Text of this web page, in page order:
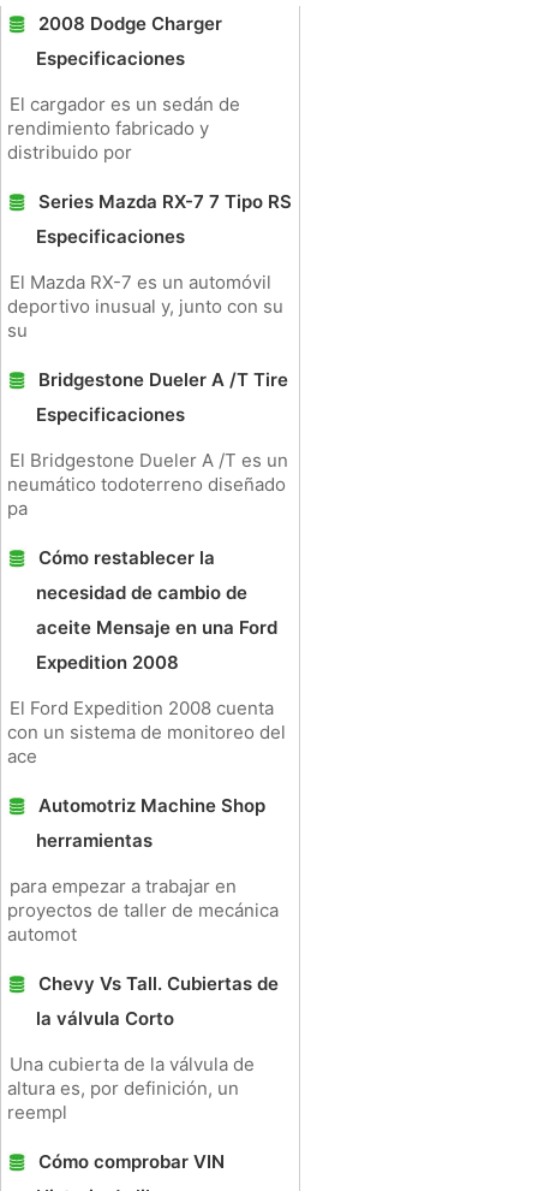
2008 Dodge Charger
Especificaciones
El cargador es un sedán de
rendimiento fabricado y
distribuido por
Series Mazda RX-7 7 Tipo RS
Especificaciones
El Mazda RX-7 es un automóvil
deportivo inusual y, junto con su
su
Bridgestone Dueler A /T Tire
Especificaciones
El Bridgestone Dueler A /T es un
neumático todoterreno diseñado
pa
Cómo restablecer la
necesidad de cambio de
aceite Mensaje en una Ford
Expedition 2008
El Ford Expedition 2008 cuenta
con un sistema de monitoreo del
ace
Automotriz Machine Shop
herramientas
para empezar a trabajar en
proyectos de taller de mecánica
automot
Chevy Vs Tall. Cubiertas de
la válvula Corto
Una cubierta de la válvula de
altura es, por definición, un
reempl
Cómo comprobar VIN